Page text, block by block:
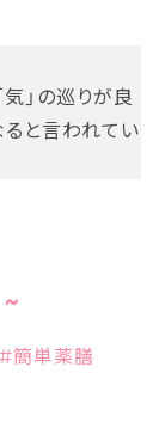
」の巡りが良
ると言われてい
簡単薬膳